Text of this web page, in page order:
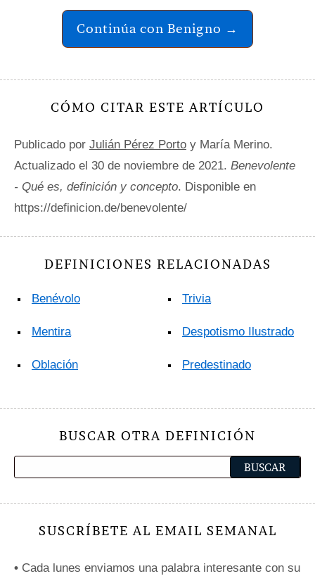
Continúa con Benigno →
CÓMO CITAR ESTE ARTÍCULO
Publicado por Julián Pérez Porto y María Merino.
Actualizado el 30 de noviembre de 2021. Benevolente
- Qué es, definición y concepto. Disponible en
https://definicion.de/benevolente/
DEFINICIONES RELACIONADAS
Benévolo
Mentira
Oblación
Trivia
Despotismo Ilustrado
Predestinado
BUSCAR OTRA DEFINICIÓN
SUSCRÍBETE AL EMAIL SEMANAL
• Cada lunes enviamos una palabra interesante con su